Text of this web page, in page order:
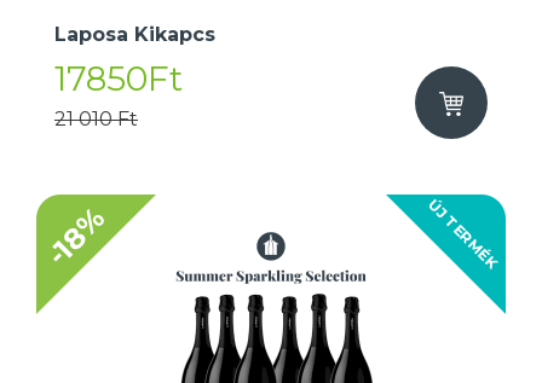
Laposa Kikapcs
17850Ft
21 010 Ft
ÚJ TERMÉK
-18%